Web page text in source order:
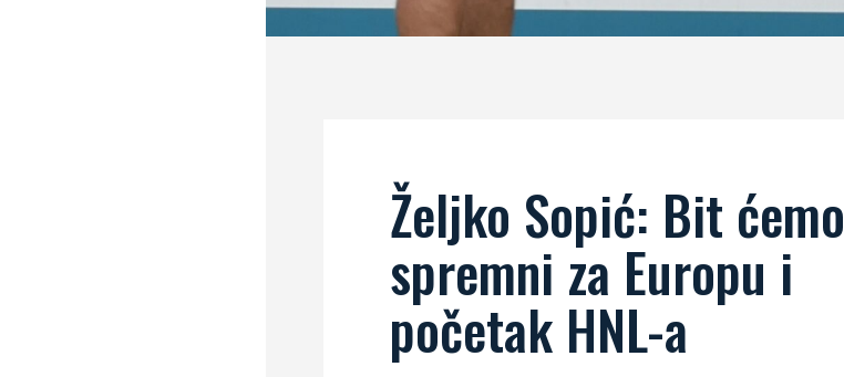
Željko Sopić: Bit ćemo
spremni za Europu i
početak HNL-a